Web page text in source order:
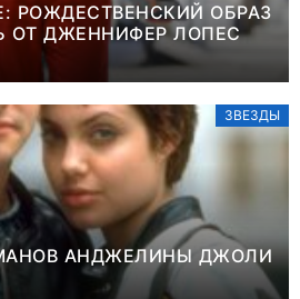
РОЖДЕСТВЕНСКИЙ ОБРАЗ
ОТ ДЖЕННИФЕР ЛОПЕС
ЗВЕЗДЫ
АНДЖЕЛИНЫ ДЖОЛИ